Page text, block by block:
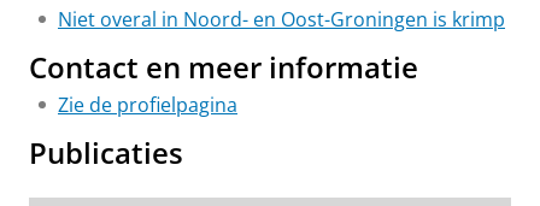
Niet overal in Noord- en Oost-Groningen is krimp
Contact en meer informatie
Zie de profielpagina
Publicaties